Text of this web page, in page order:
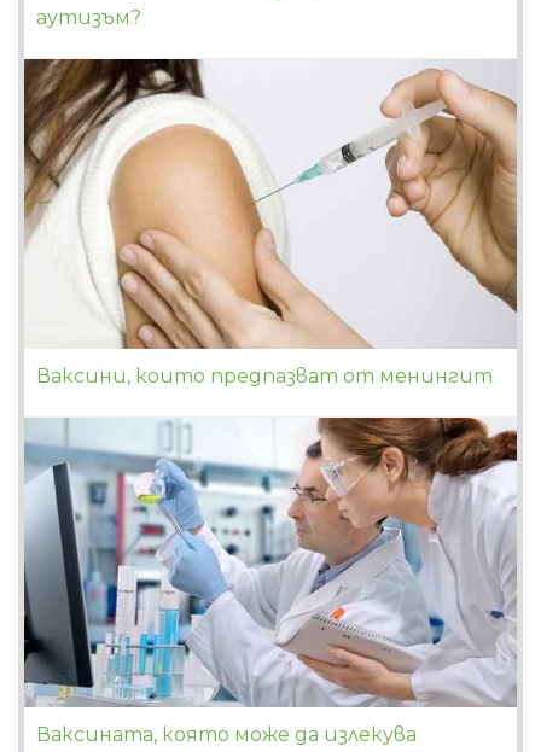
аутизъм?
Ваксини, които предпазват от менингит
Ваксината, която може да излекува